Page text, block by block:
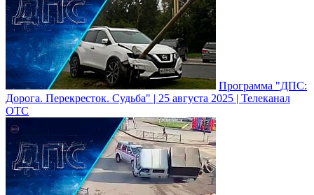
Программа "ДПС:
Дорога. Перекресток. Судьба" | 25 августа 2025 | Телеканал
ОТС